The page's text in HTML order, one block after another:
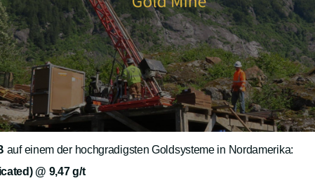
auf einem der hochgradigsten Goldsysteme in Nordamerika:
@ 9,47 g/t